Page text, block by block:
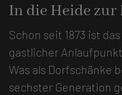
In die Heide
Schon seit 1873 ist
gastlicher
Was als Dorfschänke
sechster Generation